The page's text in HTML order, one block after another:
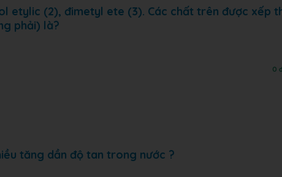
etylic (2), đimetyl ete (3). Các chất trên được xếp
phải) là?
0
tăng dần độ tan trong nước ?